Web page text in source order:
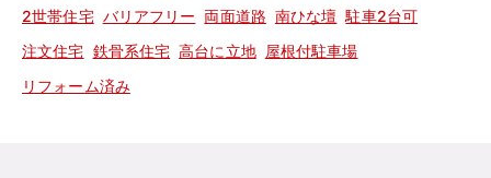
2世帯住宅 バリアフリー 両面道路 南ひな壇 駐車2台可
注文住宅 鉄骨系住宅 高台に立地 屋根付駐車場
リフォーム済み